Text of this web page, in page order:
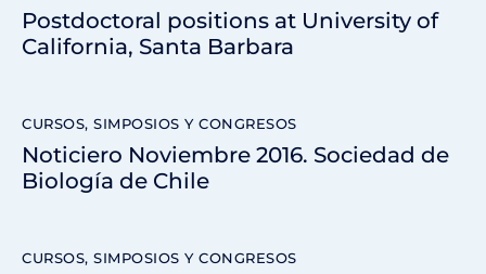
Postdoctoral positions at University of
California, Santa Barbara
CURSOS, SIMPOSIOS Y CONGRESOS
Noticiero Noviembre 2016. Sociedad de
Biología de Chile
CURSOS, SIMPOSIOS Y CONGRESOS